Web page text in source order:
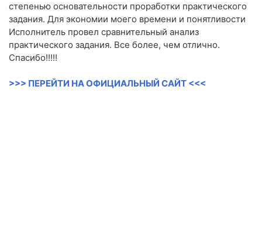
степенью основательности проработки практического
задания. Для экономии моего времени и понятливости
Исполнитель провел сравнительный анализ
практического задания. Все более, чем отлично.
Спасибо!!!!!
>>> ПЕРЕЙТИ НА ОФИЦИАЛЬНЫЙ САЙТ <<<